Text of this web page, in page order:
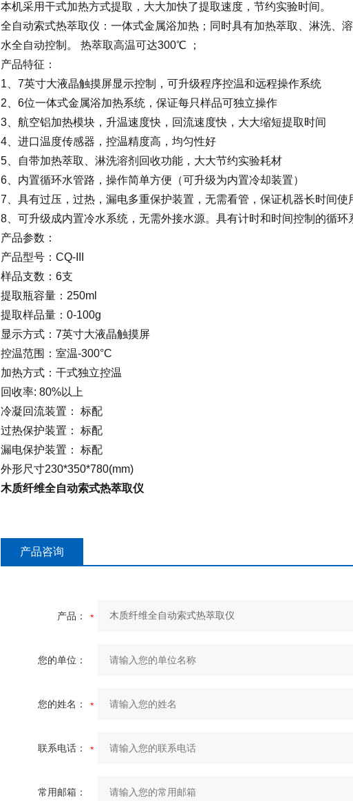
本机采用干式加热方式提取，大大加快了提取速度，节约实验时间。
全自动索式热萃取仪：一体式金属浴加热；同时具有加热萃取、淋洗、
水全自动控制。 热萃取高温可达300℃ ；
产品特征：
1、7英寸大液晶触摸屏显示控制，可升级程序控温和远程操作系统
2、6位一体式金属浴加热系统，保证每只样品可独立操作
3、航空铝加热模块，升温速度快，回流速度快，大大缩短提取时间
4、进口温度传感器，控温精度高，均匀性好
5、自带加热萃取、淋洗溶剂回收功能，大大节约实验耗材
6、内置循环水管路，操作简单方便（可升级为内置冷却装置）
7、具有过压，过热，漏电多重保护装置，无需看管，保证机器长时间使
8、可升级成内置冷水系统，无需外接水源。具有计时和时间控制的循环
产品参数：
产品型号：CQ-III
样品支数：6支
提取瓶容量：250ml
提取样品量：0-100g
显示方式：7英寸大液晶触摸屏
控温范围：室温-300°C
加热方式：干式独立控温
回收率: 80%以上
冷凝回流装置： 标配
过热保护装置： 标配
漏电保护装置： 标配
外形尺寸230*350*780(mm)
木质纤维全自动索式热萃取仪
产品咨询
产品：
您的单位：
您的姓名：
联系电话：
常用邮箱：